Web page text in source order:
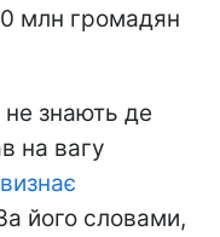
млн громадян
знають де
на вагу
його словами,